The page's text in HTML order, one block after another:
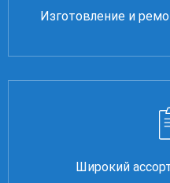
Изготовление и
Широкий